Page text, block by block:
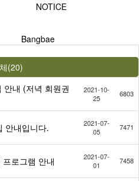
NOTICE
Bangbae
(20)
안내 (저녁 회원권
2021-10-
25
6803
안내입니다.
2021-07-
05
7471
로그램 안내
2021-07-
01
7458